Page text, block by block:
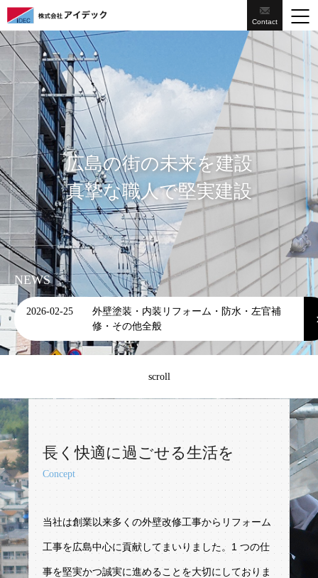
Contact
広島の街の未来を建設
真摯な職人で堅実建設
NEWS
2026-02-25
外壁塗装・内装リフォーム・防水・左官補
修・その他全般
scroll
長く快適に過ごせる生活を
Concept
当社は創業以来多くの外壁改修工事からリフォーム
工事を広島中心に貢献してまいりました。1 つの仕
事を堅実かつ誠実に進めることを大切にしておりま